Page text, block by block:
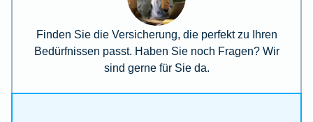
Finden Sie die Versicherung, die perfekt zu Ihren
Bedürfnissen passt. Haben Sie noch Fragen? Wir
sind gerne für Sie da.